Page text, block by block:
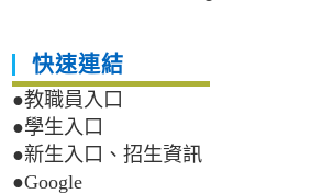
快速連結
●教職員入口
●學生入口
●新生入口、招生資訊
●Google